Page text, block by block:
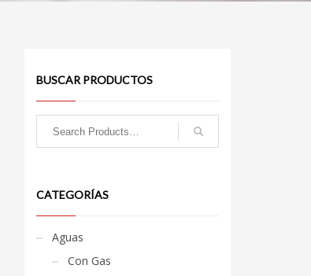
BUSCAR PRODUCTOS
CATEGORÍAS
Aguas
Con Gas